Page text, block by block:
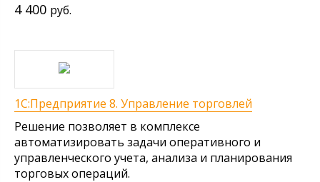
4 400 руб.
1С:Предприятие 8. Управление торговлей
Решение позволяет в комплексе
автоматизировать задачи оперативного и
управленческого учета, анализа и планирования
торговых операций.